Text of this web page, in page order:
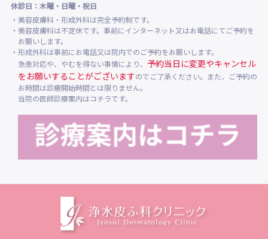
休診日：木曜・日曜・祝日
・美容皮膚科・形成外科は完全予約制です。
・美容皮膚科は不定休です。事前にインターネット又はお電話にてご予約を
お願いします。
・形成外科は事前にお電話又は院内でのご予約をお願いします。
急患対応や、やむを得ない事情により、 予約当日に変更やキャンセル
をお願いすることがございますのでご了承ください。また、ご予約の
お時間は診療開始時間とは限りません。
当院の医師診療案内はコチラです。